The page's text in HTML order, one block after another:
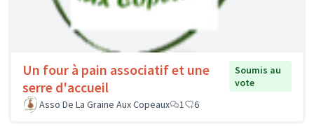
Un four à pain associatif et une
serre d'accueil
Soumis au
vote
Asso De La Graine Aux Copeaux
1 6